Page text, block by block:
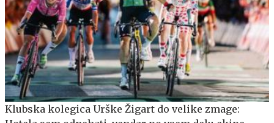
Klubska kolegica Urške Žigart do velike zmage: